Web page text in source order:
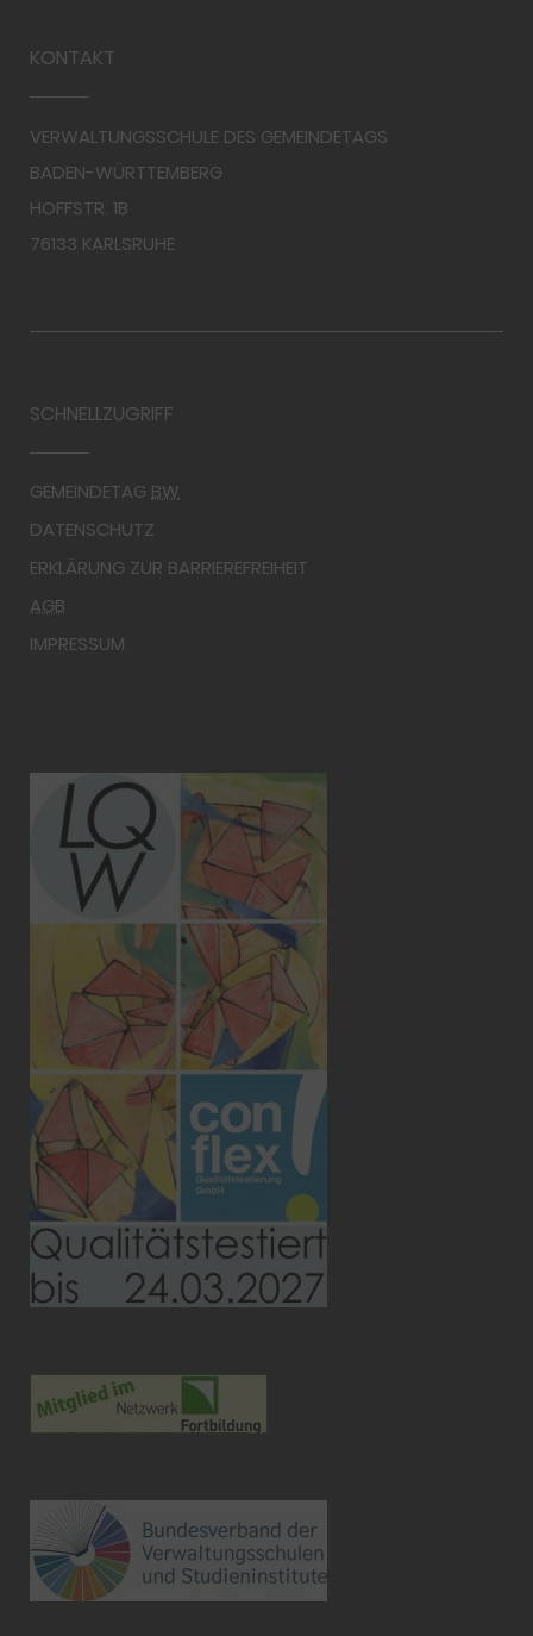
KONTAKT
VERWALTUNGSSCHULE DES GEMEINDETAGS
BADEN-WÜRTTEMBERG
HOFFSTR. 1B
76133 KARLSRUHE
SCHNELLZUGRIFF
GEMEINDETAG BW
DATENSCHUTZ
ERKLÄRUNG ZUR BARRIEREFREIHEIT
AGB
IMPRESSUM